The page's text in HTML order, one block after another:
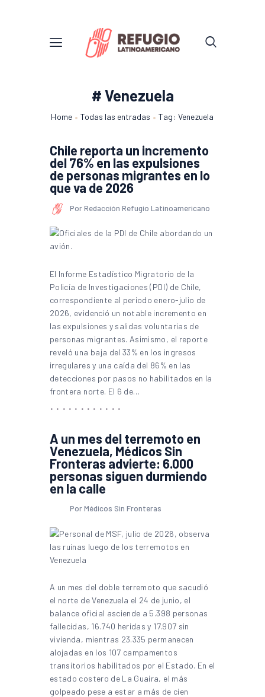
# Venezuela
Home Todas las entradas Tag: Venezuela
Chile reporta un incremento
del 76% en las expulsiones
de personas migrantes en lo
que va de 2026
Por Redacción Refugio Latinoamericano
El Informe Estadístico Migratorio de la
Policía de Investigaciones (PDI) de Chile,
correspondiente al periodo enero-julio de
2026, evidenció un notable incremento en
las expulsiones y salidas voluntarias de
personas migrantes. Asimismo, el reporte
reveló una baja del 33% en los ingresos
irregulares y una caída del 86% en las
detecciones por pasos no habilitados en la
frontera norte. El 6 de…
A un mes del terremoto en
Venezuela, Médicos Sin
Fronteras advierte: 6.000
personas siguen durmiendo
en la calle
Por Médicos Sin Fronteras
A un mes del doble terremoto que sacudió
el norte de Venezuela el 24 de junio, el
balance oficial asciende a 5.398 personas
fallecidas, 16.740 heridas y 17.907 sin
vivienda, mientras 23.335 permanecen
alojadas en los 107 campamentos
transitorios habilitados por el Estado. En el
estado costero de La Guaira, el más
golpeado pese a estar a más de cien